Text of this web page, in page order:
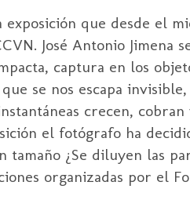
que desde el
José Antonio
captura en los
se nos escapa
crecen,
el fotógrafo ha
tamaño ¿Se diluyen las
organizadas por el